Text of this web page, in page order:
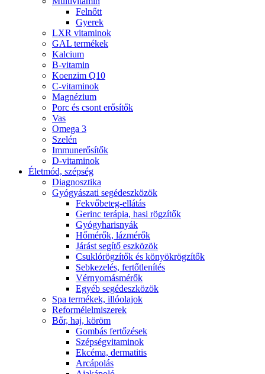
Felnőtt
Gyerek
LXR vitaminok
GAL termékek
Kalcium
B-vitamin
Koenzim Q10
C-vitaminok
Magnézium
Porc és csont erősítők
Vas
Omega 3
Szelén
Immunerősítők
D-vitaminok
Életmód, szépség
Diagnosztika
Gyógyászati segédeszközök
Fekvőbeteg-ellátás
Gerinc terápia, hasi rögzítők
Gyógyharisnyák
Hőmérők, lázmérők
Járást segítő eszközök
Csuklórögzítők és könyökrögzítők
Sebkezelés, fertőtlenítés
Vérnyomásmérők
Egyéb segédeszközök
Spa termékek, illóolajok
Reformélelmiszerek
Bőr, haj, köröm
Gombás fertőzések
Szépségvitaminok
Ekcéma, dermatitis
Arcápolás